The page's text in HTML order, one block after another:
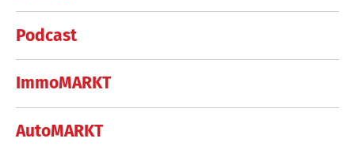
Podcast
ImmoMARKT
AutoMARKT